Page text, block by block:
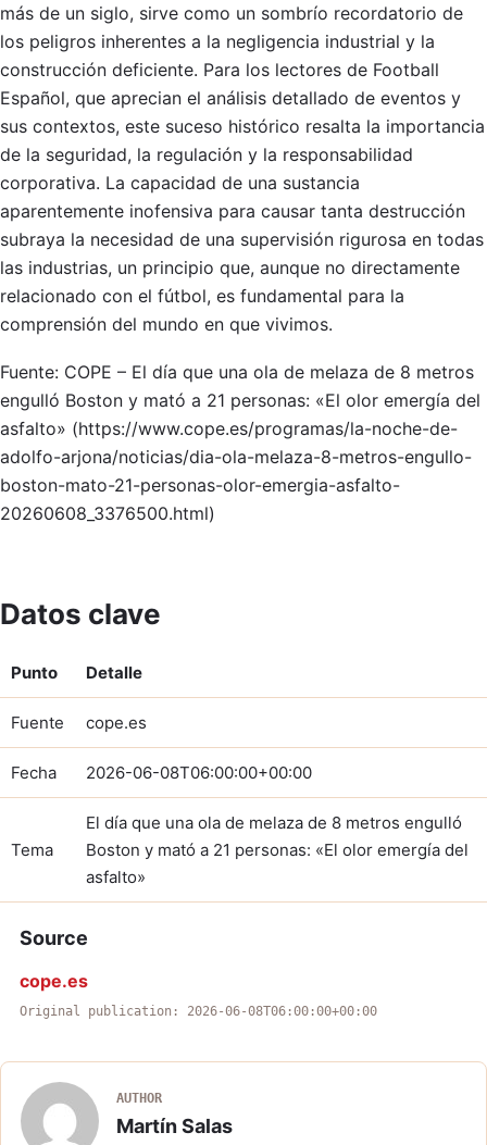
más de un siglo, sirve como un sombrío recordatorio de
los peligros inherentes a la negligencia industrial y la
construcción deficiente. Para los lectores de Football
Español, que aprecian el análisis detallado de eventos y
sus contextos, este suceso histórico resalta la importancia
de la seguridad, la regulación y la responsabilidad
corporativa. La capacidad de una sustancia
aparentemente inofensiva para causar tanta destrucción
subraya la necesidad de una supervisión rigurosa en todas
las industrias, un principio que, aunque no directamente
relacionado con el fútbol, es fundamental para la
comprensión del mundo en que vivimos.
Fuente: COPE – El día que una ola de melaza de 8 metros
engulló Boston y mató a 21 personas: «El olor emergía del
asfalto» (https://www.cope.es/programas/la-noche-de-
adolfo-arjona/noticias/dia-ola-melaza-8-metros-engullo-
boston-mato-21-personas-olor-emergia-asfalto-
20260608_3376500.html)
Datos clave
Punto Detalle
Fuente cope.es
Fecha 2026-06-08T06:00:00+00:00
Tema
El día que una ola de melaza de 8 metros engulló
Boston y mató a 21 personas: «El olor emergía del
asfalto»
Source
cope.es
Original publication: 2026-06-08T06:00:00+00:00
AUTHOR
Martín Salas